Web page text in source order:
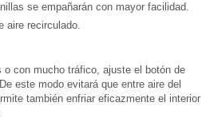
se empañarán con mayor facilidad.
aire recirculado.
con mucho tráfico, ajuste el botón de
este modo evitará que entre aire del
también enfriar eficazmente el interior